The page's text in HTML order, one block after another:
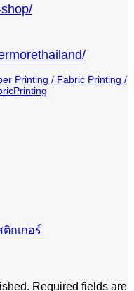
Printing
Fabric Printing
กเกอร์
Required fields are